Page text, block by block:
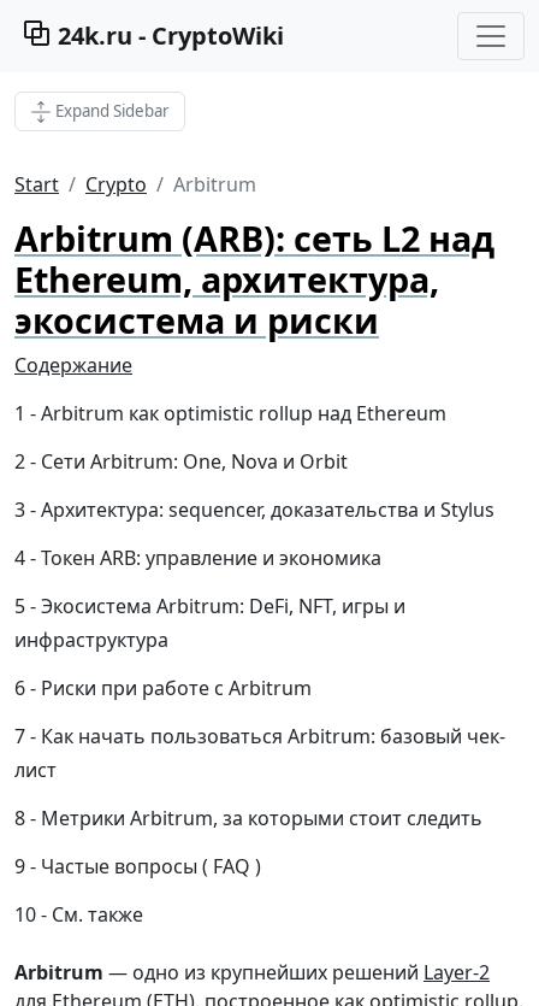
24k.ru - CryptoWiki
Expand Sidebar
Start Crypto Arbitrum
Arbitrum (ARB): сеть L2 над
Ethereum, архитектура,
экосистема и риски
Содержание
Arbitrum как optimistic rollup над Ethereum
Сети Arbitrum: One, Nova и Orbit
Архитектура: sequencer, доказательства и Stylus
Токен ARB: управление и экономика
Экосистема Arbitrum: DeFi, NFT, игры и
инфраструктура
Риски при работе с Arbitrum
Как начать пользоваться Arbitrum: базовый чек-
лист
Метрики Arbitrum, за которыми стоит следить
Частые вопросы ( FAQ )
См. также
Arbitrum — одно из крупнейших решений Layer-2